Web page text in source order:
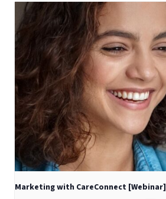
Marketing with CareConnect [Webinar]